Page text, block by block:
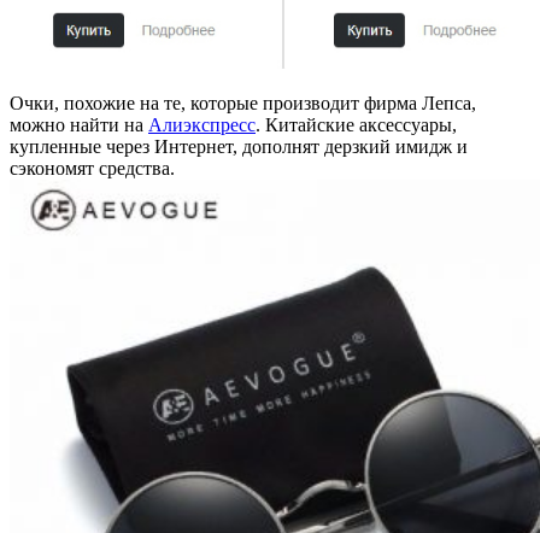
Очки, похожие на те, которые производит фирма Лепса,
можно найти на Алиэкспресс. Китайские аксессуары,
купленные через Интернет, дополнят дерзкий имидж и
сэкономят средства.